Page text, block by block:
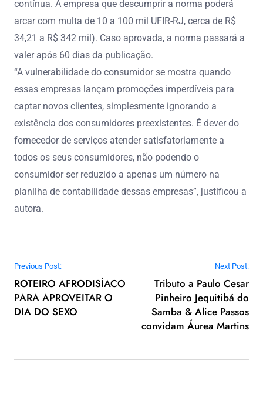
contínua. A empresa que descumprir a norma poderá
arcar com multa de 10 a 100 mil UFIR-RJ, cerca de R$
34,21 a R$ 342 mil). Caso aprovada, a norma passará a
valer após 60 dias da publicação.
“A vulnerabilidade do consumidor se mostra quando
essas empresas lançam promoções imperdíveis para
captar novos clientes, simplesmente ignorando a
existência dos consumidores preexistentes. É dever do
fornecedor de serviços atender satisfatoriamente a
todos os seus consumidores, não podendo o
consumidor ser reduzido a apenas um número na
planilha de contabilidade dessas empresas”, justificou a
autora.
Navegação de Post
Previous Post:
ROTEIRO AFRODISÍACO
PARA APROVEITAR O
DIA DO SEXO
Next Post:
Tributo a Paulo Cesar
Pinheiro Jequitibá do
Samba & Alice Passos
convidam Áurea Martins